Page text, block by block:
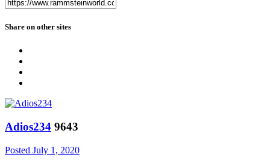
Share on other sites
Adios234 9643
Posted July 1, 2020